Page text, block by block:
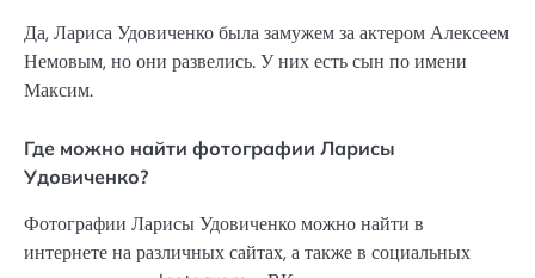
Да, Лариса Удовиченко была замужем за актером Алексеем
Немовым, но они развелись. У них есть сын по имени
Максим.
Где можно найти фотографии Ларисы
Удовиченко?
Фотографии Ларисы Удовиченко можно найти в
интернете на различных сайтах, а также в социальных